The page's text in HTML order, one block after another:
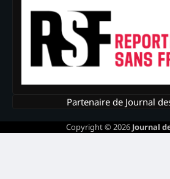
Partenaire de Journal
Copyright © 2026 Journal